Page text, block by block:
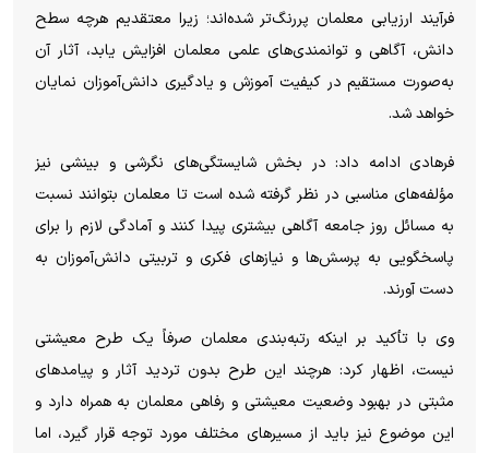
فرآیند ارزیابی معلمان پررنگ‌تر شده‌اند؛ زیرا معتقدیم هرچه سطح
دانش، آگاهی و توانمندی‌های علمی معلمان افزایش یابد، آثار آن
به‌صورت مستقیم در کیفیت آموزش و یادگیری دانش‌آموزان نمایان
خواهد شد.
فرهادی ادامه داد: در بخش شایستگی‌های نگرشی و بینشی نیز
مؤلفه‌های مناسبی در نظر گرفته شده است تا معلمان بتوانند نسبت
به مسائل روز جامعه آگاهی بیشتری پیدا کنند و آمادگی لازم را برای
پاسخگویی به پرسش‌ها و نیاز‌های فکری و تربیتی دانش‌آموزان به
دست آورند.
وی با تأکید بر اینکه رتبه‌بندی معلمان صرفاً یک طرح معیشتی
نیست، اظهار کرد: هرچند این طرح بدون تردید آثار و پیامد‌های
مثبتی در بهبود وضعیت معیشتی و رفاهی معلمان به همراه دارد و
این موضوع نیز باید از مسیر‌های مختلف مورد توجه قرار گیرد، اما